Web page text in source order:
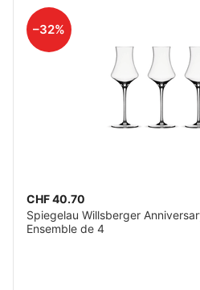
–32%
CHF 40.70
Spiegelau Willsberger
Ensemble de 4